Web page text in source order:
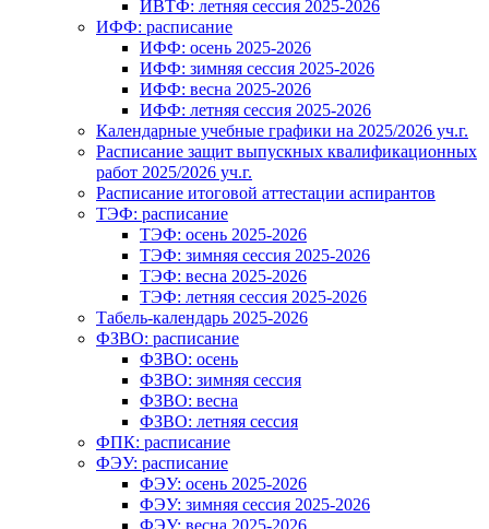
ИВТФ: летняя сессия 2025-2026
ИФФ: расписание
ИФФ: осень 2025-2026
ИФФ: зимняя сессия 2025-2026
ИФФ: весна 2025-2026
ИФФ: летняя сессия 2025-2026
Календарные учебные графики на 2025/2026 уч.г.
Расписание защит выпускных квалификационных
работ 2025/2026 уч.г.
Расписание итоговой аттестации аспирантов
ТЭФ: расписание
ТЭФ: осень 2025-2026
ТЭФ: зимняя сессия 2025-2026
ТЭФ: весна 2025-2026
ТЭФ: летняя сессия 2025-2026
Табель-календарь 2025-2026
ФЗВО: расписание
ФЗВО: осень
ФЗВО: зимняя сессия
ФЗВО: весна
ФЗВО: летняя сессия
ФПК: расписание
ФЭУ: расписание
ФЭУ: осень 2025-2026
ФЭУ: зимняя сессия 2025-2026
ФЭУ: весна 2025-2026